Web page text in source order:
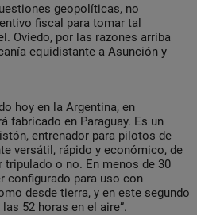
geopolíticas, no
fiscal para tomar tal
Oviedo, por las razones arriba
equidistante a Asunción y
hoy en la Argentina, en
fabricado en Paraguay. Es un
entrenador para pilotos de
versátil, rápido y económico, de
o no. En menos de 30
configurado para uso con
desde tierra, y en este segundo
52 horas en el aire”.